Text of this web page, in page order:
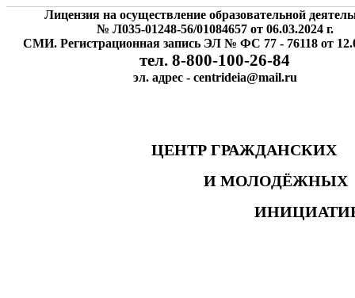
Лицензия на осуществление образовательной
№ Л035-01248-56/01084657 от 06.03.2024 г.
СМИ. Регистрационная запись ЭЛ № ФС 77 - 76118 от
тел. 8-800-100-26-84
эл. адрес - centrideia@mail.ru
ЦЕНТР
И